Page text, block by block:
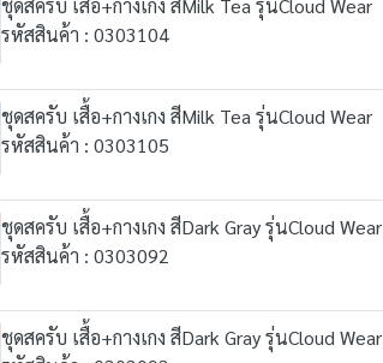
ชุดสครับ เสื้อ+กางเกง สีMilk Tea รุ่นCloud Wear
รหัสสินค้า : 0303104
ชุดสครับ เสื้อ+กางเกง สีMilk Tea รุ่นCloud Wear
รหัสสินค้า : 0303105
ชุดสครับ เสื้อ+กางเกง สีDark Gray รุ่นCloud Wear
รหัสสินค้า : 0303092
ชุดสครับ เสื้อ+กางเกง สีDark Gray รุ่นCloud Wear